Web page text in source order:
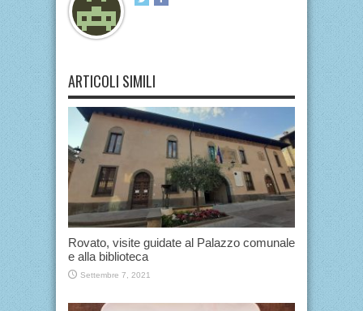
ARTICOLI SIMILI
Rovato, visite guidate al Palazzo comunale
e alla biblioteca
Settembre 7, 2021